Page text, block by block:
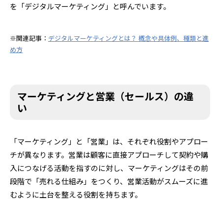
を「デジタルマーケティング」と呼んでいます。
※関連記事： デジタルマーケティングとは？ 概念や具体例、種類と進
め方
マーケティングと営業（セールス）の違
い
「マーケティング」と「営業」は、それぞれ役割やアプロー
チが異なります。営業は顧客に直接アプローチして契約や購
入につなげる活動を指すのに対し、マーケティングはその前
段階で「売れる仕組み」をつくり、営業活動がスムーズに進
むように土台を整える役割を持ちます。